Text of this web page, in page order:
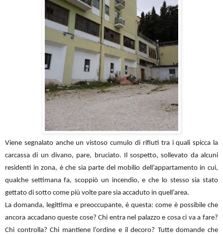
Viene segnalato anche un vistoso cumulo di rifiuti tra i quali spicca la
carcassa di un divano, pare, bruciato. Il sospetto, sollevato da alcuni
residenti in zona, è che sia parte del mobilio dell’appartamento in cui,
qualche settimana fa, scoppiò un incendio, e che lo stesso sia stato
gettato di sotto come più volte pare sia accaduto in quell’area.
La domanda, legittima e preoccupante, è questa: come è possibile che
ancora accadano queste cose? Chi entra nel palazzo e cosa ci va a fare?
Chi controlla? Chi mantiene l’ordine e il decoro? Tutte domande che